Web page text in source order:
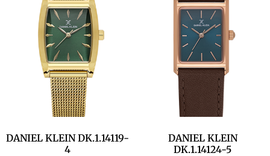
DANIEL KLEIN DK.1.14119-
4
DANIEL KLEIN
DK.1.14124-5